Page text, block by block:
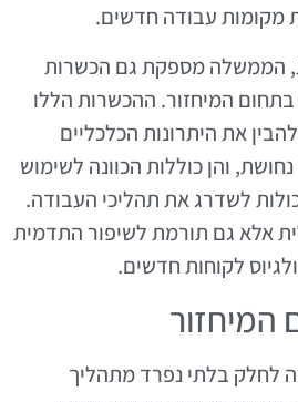
מקומות עבודה חדשים.
הממשלה מספקת גם הכשרות
המיחזור. ההכשרות הללו
את היתרונות הכלכליים
והן כוללות הכוונה לשימוש
לשדרג את תהליכי העבודה.
אלא גם תורמת לשיפור התדמית
לקוחות חדשים.
המיחזור
לחלק בלתי נפרד מתהליך